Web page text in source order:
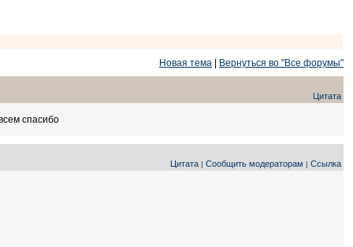
Новая тема
Вернуться во "Все форумы"
Цитата
спасибо
Цитата | Сообщить модераторам | Ссылка